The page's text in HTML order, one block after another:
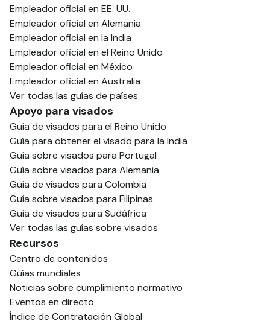
Empleador oficial en EE. UU.
Empleador oficial en Alemania
Empleador oficial en la India
Empleador oficial en el Reino Unido
Empleador oficial en México
Empleador oficial en Australia
Ver todas las guías de países
Apoyo para visados
Guía de visados para el Reino Unido
Guía para obtener el visado para la India
Guía sobre visados para Portugal
Guía sobre visados para Alemania
Guía de visados para Colombia
Guía sobre visados para Filipinas
Guía de visados para Sudáfrica
Ver todas las guías sobre visados
Recursos
Centro de contenidos
Guías mundiales
Noticias sobre cumplimiento normativo
Eventos en directo
Índice de Contratación Global